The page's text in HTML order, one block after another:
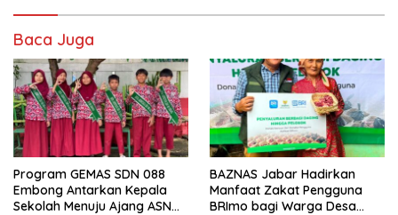
Baca Juga
Program GEMAS SDN 088
Embong Antarkan Kepala
Sekolah Menuju Ajang ASN
BAZNAS Jabar Hadirkan
Manfaat Zakat Pengguna
BRImo bagi Warga Desa